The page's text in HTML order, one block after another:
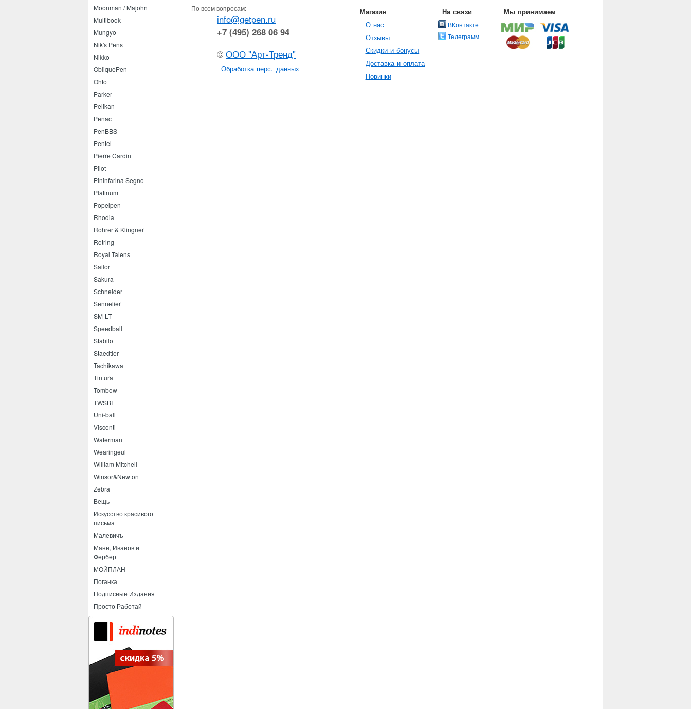
Moonman / Majohn
Multibook
Mungyo
Nik's Pens
Nikko
ObliquePen
Ohto
Parker
Pelikan
Penac
PenBBS
Pentel
Pierre Cardin
Pilot
Pininfarina Segno
Platinum
Popelpen
Rhodia
Rohrer & Klingner
Rotring
Royal Talens
Sailor
Sakura
Schneider
Sennelier
SM-LT
Speedball
Stabilo
Staedtler
Tachikawa
Tintura
Tombow
TWSBI
Uni-ball
Visconti
Waterman
Wearingeul
William Mitchell
Winsor&Newton
Zebra
Вещь
Искусство красивого
письма
Малевичъ
Манн, Иванов и
Фербер
МОЙПЛАН
Поганка
Подписные Издания
Просто Работай
По всем вопросам:
info@getpen.ru
+7 (495) 268 06 94
©ООО "Арт-Тренд"
Обработка перс. данных
Магазин
О нас
Отзывы
Скидки и бонусы
Доставка и оплата
Новинки
На связи
ВКонтакте
Телеграмм
Мы принимаем